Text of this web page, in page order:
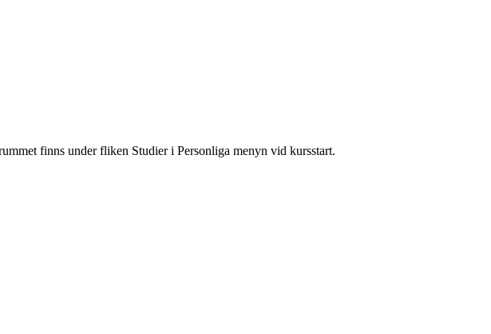
finns under fliken Studier i Personliga menyn vid kursstart.